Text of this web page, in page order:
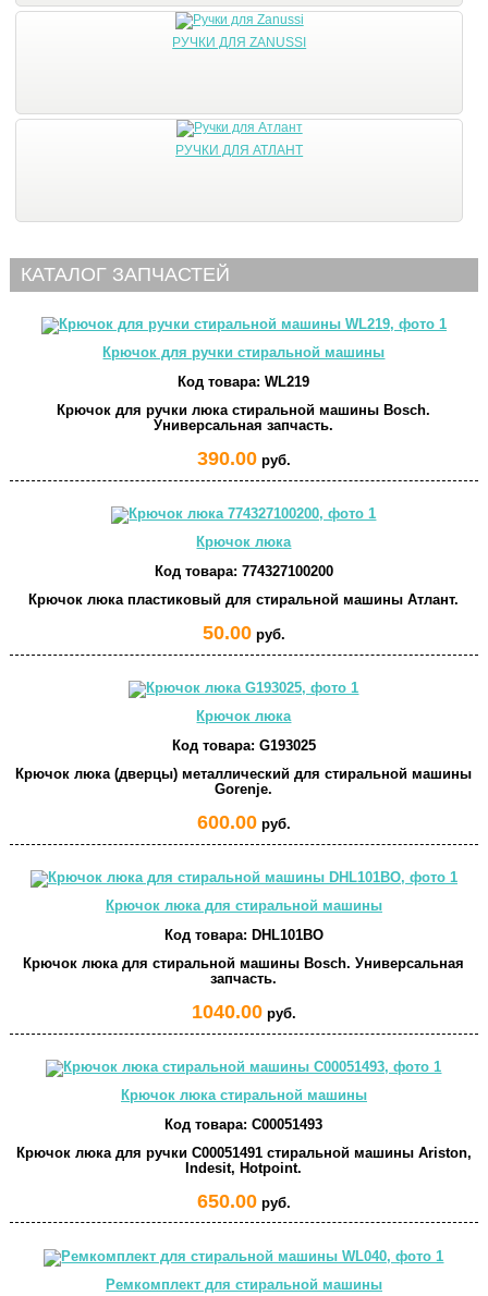
РУЧКИ ДЛЯ ZANUSSI
РУЧКИ ДЛЯ АТЛАНТ
КАТАЛОГ ЗАПЧАСТЕЙ
Крючок для ручки стиральной машины
Код товара: WL219
Крючок для ручки люка стиральной машины Bosch.
Универсальная запчасть.
390.00руб.
Крючок люка
Код товара: 774327100200
Крючок люка пластиковый для стиральной машины Атлант.
50.00руб.
Крючок люка
Код товара: G193025
Крючок люка (дверцы) металлический для стиральной машины
Gorenje.
600.00руб.
Крючок люка для стиральной машины
Код товара: DHL101BO
Крючок люка для стиральной машины Bosch. Универсальная
запчасть.
1040.00руб.
Крючок люка стиральной машины
Код товара: C00051493
Крючок люка для ручки C00051491 стиральной машины Ariston,
Indesit, Hotpoint.
650.00руб.
Ремкомплект для стиральной машины